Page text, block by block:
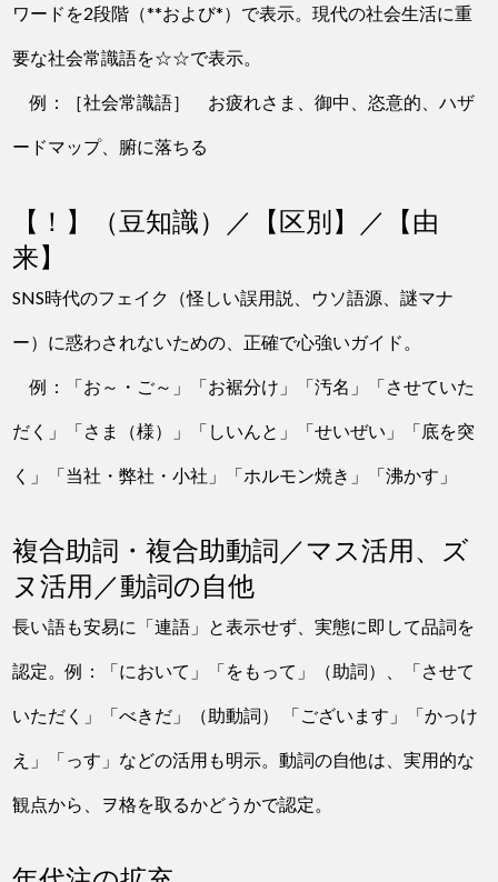
ワードを2段階（**および*）で表示。現代の社会生活に重
要な社会常識語を☆☆で表示。
例：［社会常識語］ お疲れさま、御中、恣意的、ハザ
ードマップ、腑に落ちる
【！】（豆知識）／【区別】／【由
来】
SNS時代のフェイク（怪しい誤用説、ウソ語源、謎マナ
ー）に惑わされないための、正確で心強いガイド。
例：「お～・ご～」「お裾分け」「汚名」「させていた
だく」「さま（様）」「しいんと」「せいぜい」「底を突
く」「当社・弊社・小社」「ホルモン焼き」「沸かす」
複合助詞・複合助動詞／マス活用、ズ
ヌ活用／動詞の自他
長い語も安易に「連語」と表示せず、実態に即して品詞を
認定。例：「において」「をもって」（助詞）、「させて
いただく」「べきだ」（助動詞） 「ございます」「かっけ
え」「っす」などの活用も明示。動詞の自他は、実用的な
観点から、ヲ格を取るかどうかで認定。